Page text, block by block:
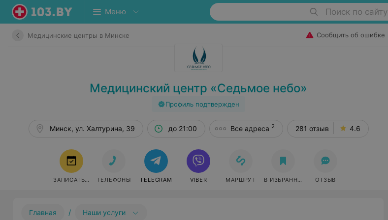
Меню Поиск по сайту
Медицинские центры в Минске Сообщить об ошибке
Медицинский центр «Седьмое небо»
Профиль подтвержден
Минск, ул. Халтурина, 39 до 21:00 Все адреса 2 281 отзыв 4.6
ЗАПИСАТЬСЯ ТЕЛЕФОНЫ TELEGRAM VIBER МАРШРУТ В ИЗБРАННОЕ ОТЗЫВ
Главная / Наши услуги